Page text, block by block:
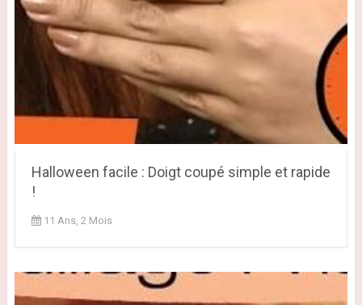
Halloween facile : Doigt coupé simple et rapide
!
11 Ans, 2 Mois